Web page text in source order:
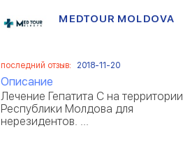
MEDTOUR MOLDOVA
последний отзыв: 2018-11-20
Описание
Лечение Гепатита С на территории
Республики Молдова для
нерезидентов. ...